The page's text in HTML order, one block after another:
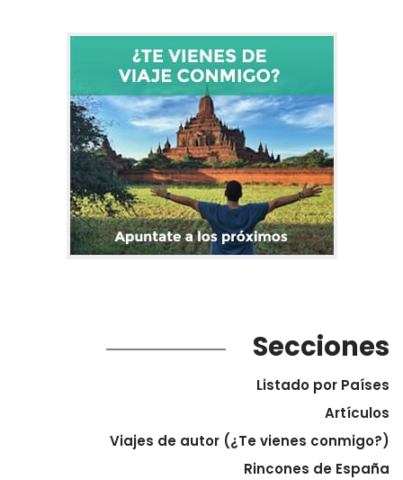
Secciones
Listado por Países
Artículos
Viajes de autor (¿Te vienes conmigo?)
Rincones de España